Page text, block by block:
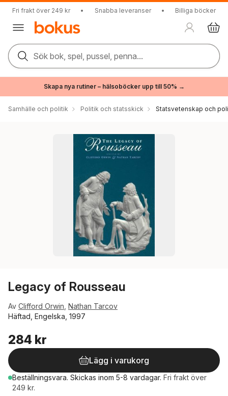
Fri frakt över 249 kr • Snabba leveranser • Billiga böcker
Sök bok, spel, pussel, penna...
Skapa nya rutiner – hälsoböcker upp till 50% →
Samhälle och politik Politik och statsskick Statsvetenskap och
Legacy of Rousseau
Av Clifford Orwin Nathan Tarcov
Häftad, Engelska, 1997
284 kr
Lägg i varukorg
Beställningsvara. Skickas inom 5-8 vardagar. Fri frakt över
249 kr.